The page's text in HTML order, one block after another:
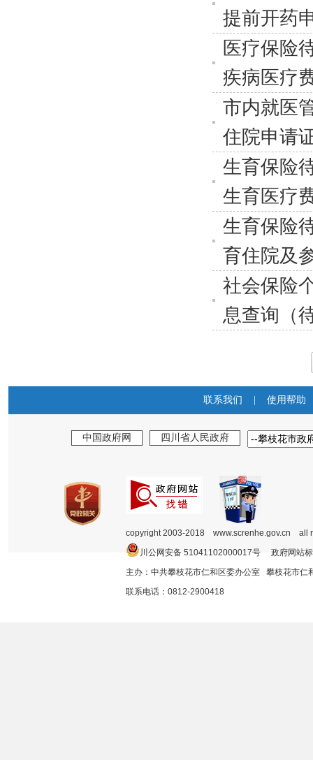
提前开药
医疗保险
疾病医疗
市内就医
住院申请
生育保险
生育医疗
生育保险
育住院及
社会保险
息查询（
联系我们 使用帮助
中国政府网 四川省人民政府
copyright 2003-2018 www.screnhe.gov.cn
川公网安备 51041102000017号 政府网站
主办：中共攀枝花市仁和区委办公室 攀枝花市
联系电话：0812-2900418